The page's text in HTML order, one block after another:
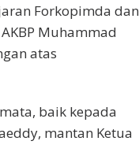
Forkopimda dan
Muhammad
atas
baik kepada
mantan Ketua